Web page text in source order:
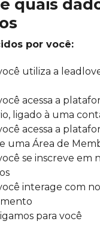
quais
por você:
utiliza a
acessa a
ligado à uma
acessa a
uma Área de
se inscreve em
interage com
para você